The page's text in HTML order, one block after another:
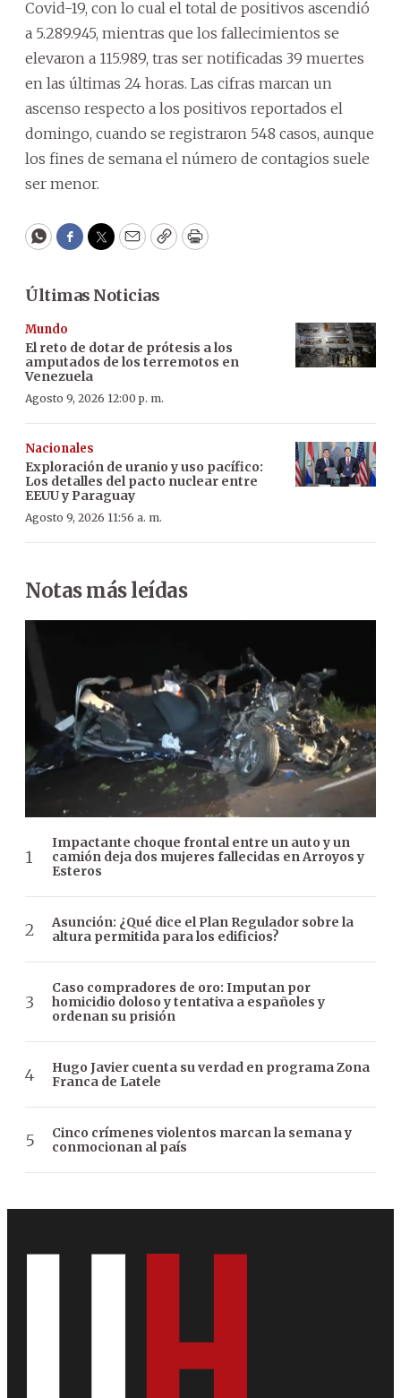
Covid-19, con lo cual el total de positivos ascendió
a 5.289.945, mientras que los fallecimientos se
elevaron a 115.989, tras ser notificadas 39 muertes
en las últimas 24 horas. Las cifras marcan un
ascenso respecto a los positivos reportados el
domingo, cuando se registraron 548 casos, aunque
los fines de semana el número de contagios suele
ser menor.
WhatsApp
Facebook
Twitter
EmailCopyPrint
Últimas Noticias
Mundo
El reto de dotar de prótesis a los
amputados de los terremotos en
Venezuela
Agosto 9, 2026 12:00 p. m.
Nacionales
Exploración de uranio y uso pacífico:
Los detalles del pacto nuclear entre
EEUU y Paraguay
Agosto 9, 2026 11:56 a. m.
Notas más leídas
Impactante choque frontal entre un auto y un
camión deja dos mujeres fallecidas en Arroyos y
Esteros
Asunción: ¿Qué dice el Plan Regulador sobre la
altura permitida para los edificios?
Caso compradores de oro: Imputan por
homicidio doloso y tentativa a españoles y
ordenan su prisión
Hugo Javier cuenta su verdad en programa Zona
Franca de Latele
Cinco crímenes violentos marcan la semana y
conmocionan al país